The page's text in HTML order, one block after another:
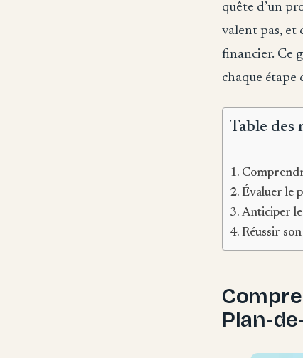
quête d’un
valent pas, et
financier. Ce
chaque étape
Table des
Évaluer le
Anticiper
Réussir
Plan-